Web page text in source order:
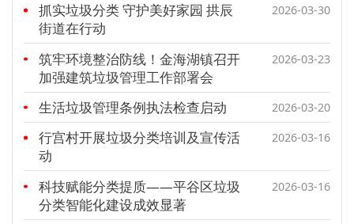
抓实垃圾分类 守护美好家园 拱辰
街道在行动
2026-03-30
筑牢环境整治防线！金海湖镇召开
加强建筑垃圾管理工作部署会
2026-03-23
生活垃圾管理条例执法检查启动 2026-03-20
行宫村开展垃圾分类培训及宣传活
动
2026-03-16
科技赋能分类提质——平谷区垃圾
分类智能化建设成效显著
2026-03-16